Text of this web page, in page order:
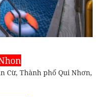
Cừ, Thành phố Qui Nhơn,